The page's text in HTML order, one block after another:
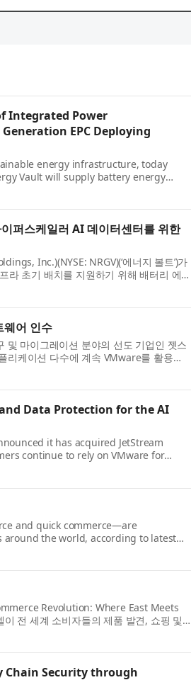
Integrated Power
EPC Deploying
energy infrastructure, today
Vault will supply battery energy
퍼스케일러 AI 데이터센터를 위한
Inc.)(NYSE: NRGV)(‘에너지 볼트’)가
라 초기 배치를 지원하기 위해 배터리 에
웨어 인수
마이그레이션 분야의 선도 기업인 젯스
리케이션 다수에 계속 VMware를 활용하
Data Protection for the AI
it has acquired JetStream
continue to rely on VMware for
and quick commerce—are
the world, according to latest
Revolution: Where East Meets
전 세계 소비자들의 제품 발견, 쇼핑 및
Chain Security through